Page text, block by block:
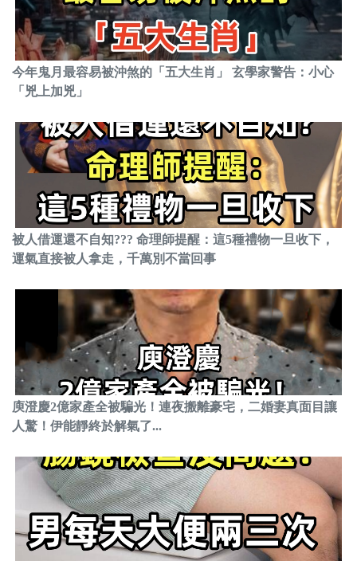
今年鬼月最容易被沖煞的「五大生肖」 玄學家警告：小心
「兇上加兇」
被人借運還不自知??? 命理師提醒：這5種禮物一旦收下，
運氣直接被人拿走，千萬別不當回事
庾澄慶2億家產全被騙光！連夜搬離豪宅，二婚妻真面目讓
人驚！伊能靜終於解氣了...